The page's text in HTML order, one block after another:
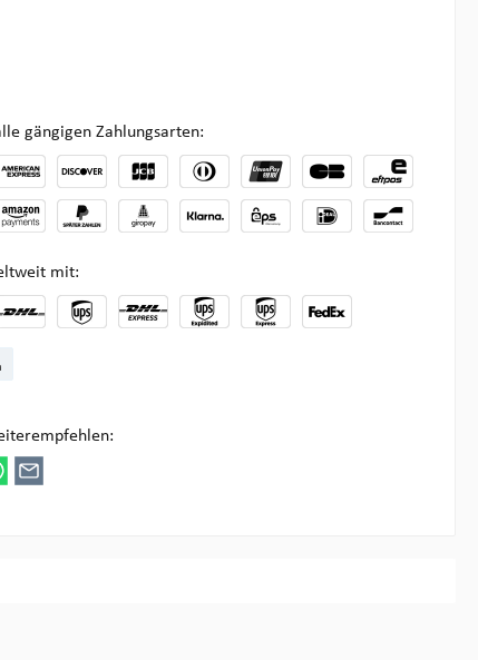
gängigen Zahlungsarten:
mit: